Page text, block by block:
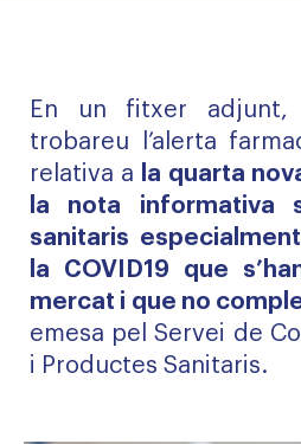
En un fitxer adjunt,
trobareu l’alerta
relativa a
la quarta
la nota informativa
sanitaris
la COVID19 que
mercat i que no
emesa pel Servei de
i Productes Sanitaris.